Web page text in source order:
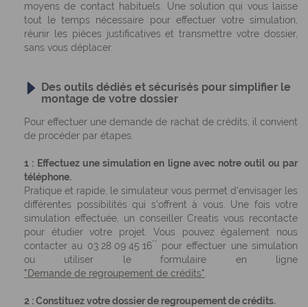
moyens de contact habituels. Une solution qui vous laisse
tout le temps nécessaire pour effectuer votre simulation,
réunir les pièces justificatives et transmettre votre dossier,
sans vous déplacer.
Des outils dédiés et sécurisés pour simplifier le
montage de votre dossier
Pour effectuer une demande de rachat de crédits, il convient
de procéder par étapes.
1 : Effectuez une simulation en ligne avec notre outil ou par
téléphone.
Pratique et rapide, le simulateur vous permet d'envisager les
différentes possibilités qui s'offrent à vous. Une fois votre
simulation effectuée, un conseiller Creatis vous recontacte
pour étudier votre projet. Vous pouvez également nous
contacter au 03 28 09 45 16**
pour effectuer une simulation
ou utiliser le formulaire en ligne
"Demande de regroupement de crédits"
2 : Constituez votre dossier de regroupement de crédits.